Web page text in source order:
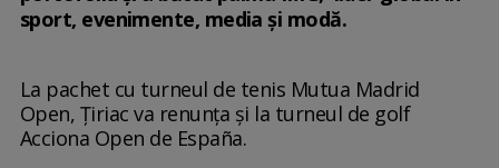
sport, evenimente, media și modă.
La pachet cu turneul de tenis Mutua Madrid
Open, Țiriac va renunța și la turneul de golf
Acciona Open de España.